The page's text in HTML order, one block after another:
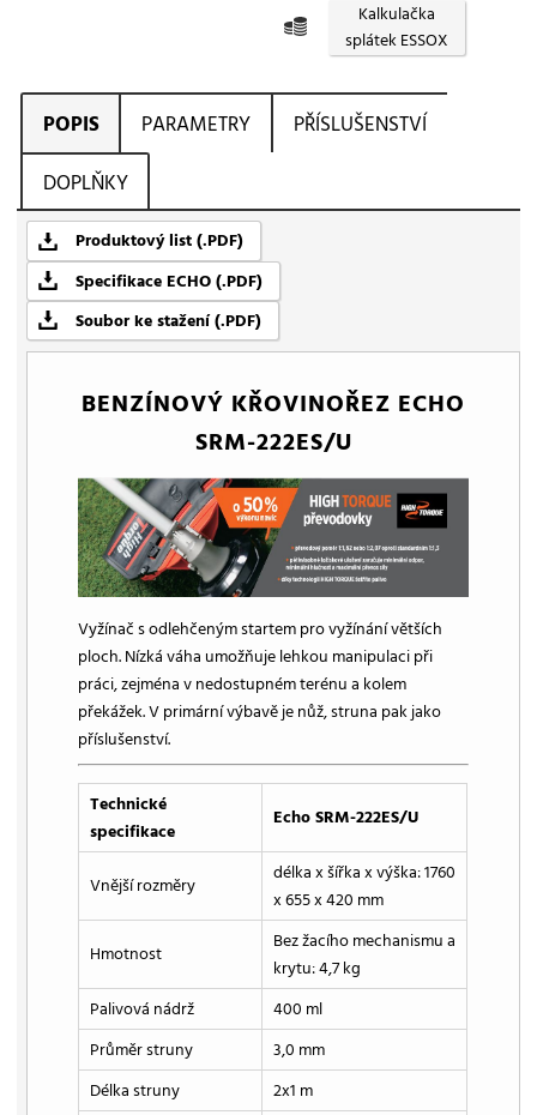
Kalkulačka
splátek ESSOX
POPIS PARAMETRY
PŘÍSLUŠENSTVÍ
DOPLŇKY
Produktový list (.PDF)
Specifikace ECHO (.PDF)
Soubor ke stažení (.PDF)
BENZÍNOVÝ KŘOVINOŘEZ ECHO
SRM-222ES/U
Vyžínač s odlehčeným startem pro vyžínání větších
ploch. Nízká váha umožňuje lehkou manipulaci při
práci, zejména v nedostupném terénu a kolem
překážek. V primární výbavě je nůž, struna pak jako
příslušenství.
Technické
specifikace
Echo SRM-222ES/U
Vnější rozměry
délka x šířka x výška: 1760
x 655 x 420 mm
Hmotnost
Bez žacího mechanismu a
krytu: 4,7 kg
Palivová nádrž
400 ml
Průměr struny
3,0 mm
Délka struny
2x1 m